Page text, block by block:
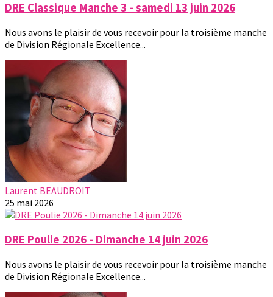
DRE Classique Manche 3 - samedi 13 juin 2026
Nous avons le plaisir de vous recevoir pour la troisième manche
de Division Régionale Excellence...
Laurent BEAUDROIT
25 mai 2026
DRE Poulie 2026 - Dimanche 14 juin 2026
Nous avons le plaisir de vous recevoir pour la troisième manche
de Division Régionale Excellence...